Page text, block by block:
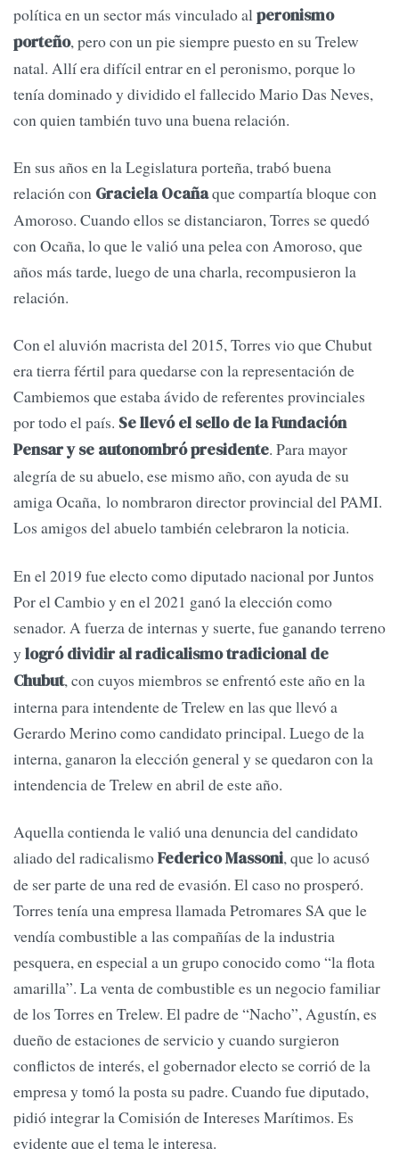
política en un sector más vinculado alperonismo
porteño, pero con un pie siempre puesto en su Trelew
natal. Allí era difícil entrar en el peronismo, porque lo
tenía dominado y dividido el fallecido Mario Das Neves,
con quien también tuvo una buena relación.
En sus años en la Legislatura porteña, trabó buena
relación con Graciela Ocañaque compartía bloque con
Amoroso. Cuando ellos se distanciaron, Torres se quedó
con Ocaña, lo que le valió una pelea con Amoroso, que
años más tarde, luego de una charla, recompusieron la
relación.
Con el aluvión macrista del 2015, Torres vio que Chubut
era tierra fértil para quedarse con la representación de
Cambiemos que estaba ávido de referentes provinciales
por todo el país. Se llevó el sello de la Fundación
Pensar y se autonombró presidente. Para mayor
alegría de su abuelo, ese mismo año, con ayuda de su
amiga Ocaña, lo nombraron director provincial del PAMI.
Los amigos del abuelo también celebraron la noticia.
En el 2019 fue electo como diputado nacional por Juntos
Por el Cambio y en el 2021 ganó la elección como
senador. A fuerza de internas y suerte, fue ganando terreno
y logró dividir al radicalismo tradicional de
Chubut, con cuyos miembros se enfrentó este año en la
interna para intendente de Trelew en las que llevó a
Gerardo Merino como candidato principal. Luego de la
interna, ganaron la elección general y se quedaron con la
intendencia de Trelew en abril de este año.
Aquella contienda le valió una denuncia del candidato
aliado del radicalismoFederico Massoni, que lo acusó
de ser parte de una red de evasión. El caso no prosperó.
Torres tenía una empresa llamada Petromares SA que le
vendía combustible a las compañías de la industria
pesquera, en especial a un grupo conocido como “la flota
amarilla”. La venta de combustible es un negocio familiar
de los Torres en Trelew. El padre de “Nacho”, Agustín, es
dueño de estaciones de servicio y cuando surgieron
conflictos de interés, el gobernador electo se corrió de la
empresa y tomó la posta su padre. Cuando fue diputado,
pidió integrar la Comisión de Intereses Marítimos. Es
evidente que el tema le interesa.